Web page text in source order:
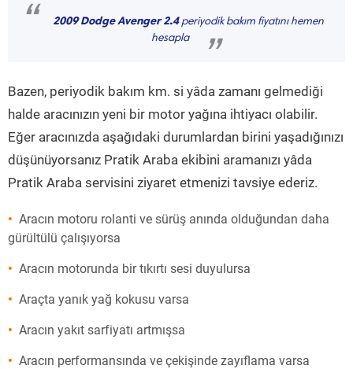
“ 2009 Dodge Avenger 2.4periyodik bakım fiyatını hemen
hesapla
”
Bazen, periyodik bakım km. si yâda zamanı gelmediği
halde aracınızın yeni bir motor yağına ihtiyacı olabilir.
Eğer aracınızda aşağıdaki durumlardan birini yaşadığınızı
düşünüyorsanız Pratik Araba ekibini aramanızı yâda
Pratik Araba servisini ziyaret etmenizi tavsiye ederiz.
Aracın motoru rolanti ve sürüş anında olduğundan daha
gürültülü çalışıyorsa
Aracın motorunda bir tıkırtı sesi duyulursa
Araçta yanık yağ kokusu varsa
Aracın yakıt sarfiyatı artmışsa
Aracın performansında ve çekişinde zayıflama varsa